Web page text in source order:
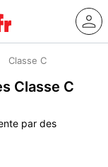
Classe C
Classe C
par des